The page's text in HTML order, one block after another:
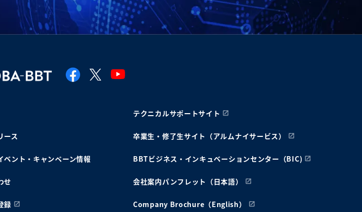
ース
ベント・キャンペーン情報
せ
録
テクニカルサポートサイト
卒業生・修了生サイト（アルムナイサービス）
BBTビジネス・インキュベーションセンター（BIC)
会社案内パンフレット（日本語）
Company Brochure（English）